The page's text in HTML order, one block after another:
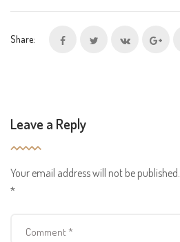
Share:
Leave a Reply
Your email address will not be published.
*